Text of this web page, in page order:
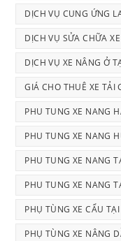
DỊCH VỤ CUNG ỨNG
DỊCH VỤ SỬA CHỮA
DỊCH VỤ XE NÂNG Ở
GIÁ CHO THUÊ XE TẢI
PHU TUNG XE NANG
PHU TUNG XE NANG
PHU TUNG XE NANG
PHU TUNG XE NANG
PHỤ TÙNG XE CẨU
PHỤ TÙNG XE NÂNG